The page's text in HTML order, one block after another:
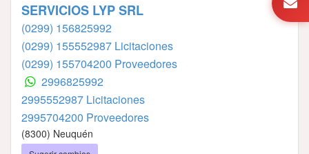
SERVICIOS LYP SRL
(0299) 156825992
(0299) 155552987 Licitaciones
(0299) 155704200 Proveedores
2996825992
2995552987 Licitaciones
2995704200 Proveedores
(8300) Neuquén